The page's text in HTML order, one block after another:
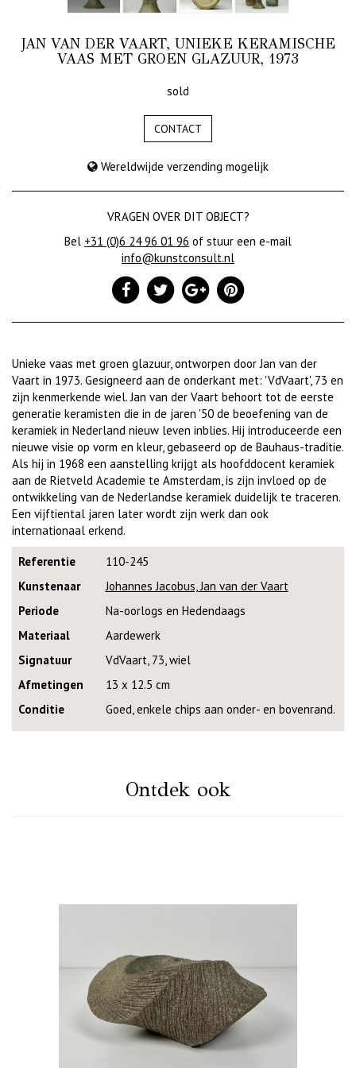
JAN VAN DER VAART, UNIEKE KERAMISCHE
VAAS MET GROEN GLAZUUR, 1973
sold
CONTACT
Wereldwijde verzending mogelijk
VRAGEN OVER DIT OBJECT?
Bel +31 (0)6 24 96 01 96 of stuur een e-mail
info@kunstconsult.nl
Unieke vaas met groen glazuur, ontworpen door Jan van der
Vaart in 1973. Gesigneerd aan de onderkant met: 'VdVaart', 73 en
zijn kenmerkende wiel. Jan van der Vaart behoort tot de eerste
generatie keramisten die in de jaren '50 de beoefening van de
keramiek in Nederland nieuw leven inblies. Hij introduceerde een
nieuwe visie op vorm en kleur, gebaseerd op de Bauhaus-traditie.
Als hij in 1968 een aanstelling krijgt als hoofddocent keramiek
aan de Rietveld Academie te Amsterdam, is zijn invloed op de
ontwikkeling van de Nederlandse keramiek duidelijk te traceren.
Een vijftiental jaren later wordt zijn werk dan ook
internationaal erkend.
Referentie
110-245
Kunstenaar
Johannes Jacobus, Jan van der Vaart
Periode
Na-oorlogs en Hedendaags
Materiaal
Aardewerk
Signatuur
VdVaart, 73, wiel
Afmetingen
13 x 12.5 cm
Conditie
Goed, enkele chips aan onder- en bovenrand.
Ontdek ook